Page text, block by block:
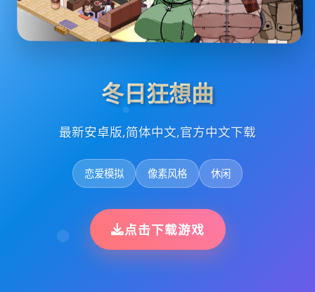
冬日狂想曲
最新安卓版,简体中文,官方中文下载
恋爱模拟 像素风格 休闲
点击下载游戏